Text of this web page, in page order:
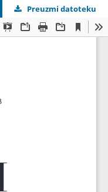
Preuzmi datoteku